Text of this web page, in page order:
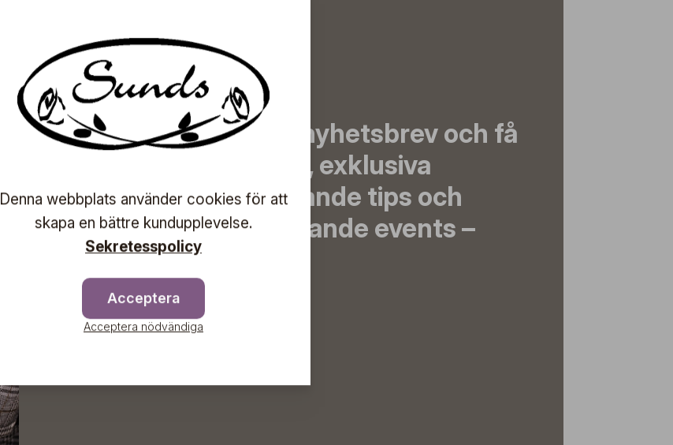
Prenumerera på vårt nyhetsbrev och få
de senaste nyheterna, exklusiva
erbjudanden, inspirerande tips och
information om kommande events –
direkt till din inkorg!
Prenumerera
Denna webbplats använder cookies för att
skapa en bättre kundupplevelse.
Sekretesspolicy
Acceptera
Acceptera nödvändiga